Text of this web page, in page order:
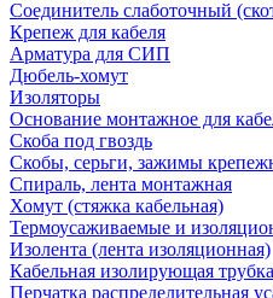
Соединитель слаботочный
Крепеж для кабеля
Арматура для СИП
Дюбель-хомут
Изоляторы
Основание монтажное для
Скоба под гвоздь
Скобы, серьги, зажимы
Спираль, лента монтажная
Хомут (стяжка кабельная)
Термоусаживаемые и
Изолента (лента изоляционная)
Кабельная изолирующая
Перчатка распределительная